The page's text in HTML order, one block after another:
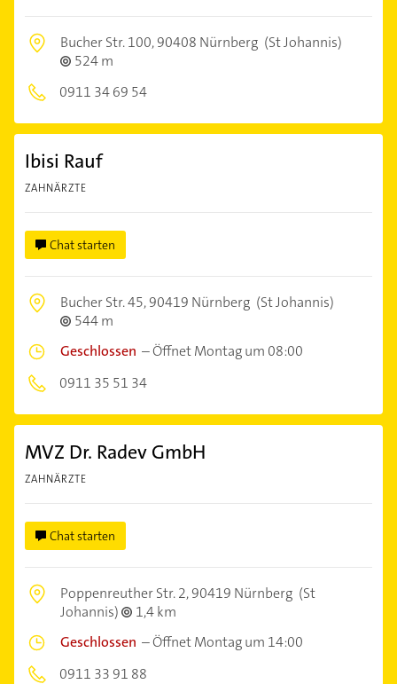
Bucher Str. 100,90408 Nürnberg (St Johannis)
524 m
0911 34 69 54
Ibisi Rauf
ZAHNÄRZTE
Chat starten
Bucher Str. 45,90419 Nürnberg (St Johannis)
544 m
Geschlossen –Öffnet Montag um 08:00
0911 35 51 34
MVZ Dr. Radev GmbH
ZAHNÄRZTE
Chat starten
Poppenreuther Str. 2,90419 Nürnberg (St
Johannis)
1,4 km
Geschlossen –Öffnet Montag um 14:00
0911 33 91 88